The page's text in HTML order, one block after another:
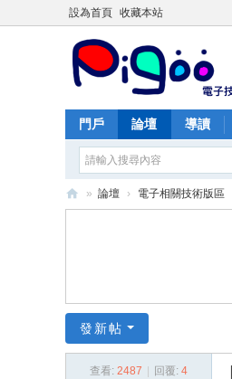
設為首頁 收藏本站
門戶 論壇 導讀
酷
» 論壇 › 電子相關技術版區
發新帖
查看: 2487 回覆: 4